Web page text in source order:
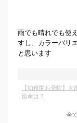
雨でも晴れでも使
すし、カラーバリ
と思います
【幼稚園お受験】
雨傘は？
全